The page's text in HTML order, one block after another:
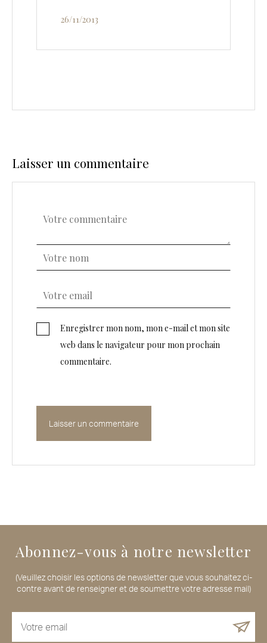
26/11/2013
Laisser un commentaire
Enregistrer mon nom, mon e-mail et mon site
web dans le navigateur pour mon prochain
commentaire.
Abonnez-vous à notre newsletter
(Veuillez choisir les options de newsletter que vous souhaitez ci-
contre avant de renseigner et de soumettre votre adresse mail)